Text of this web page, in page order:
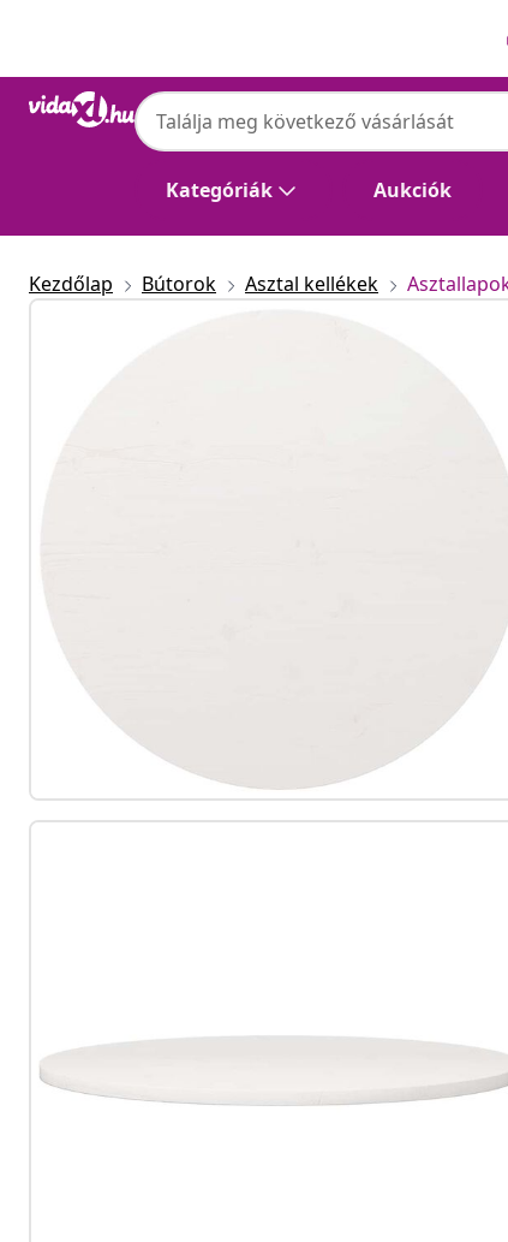
Kategóriák Aukciók
Kezdőlap Bútorok Asztal kellékek